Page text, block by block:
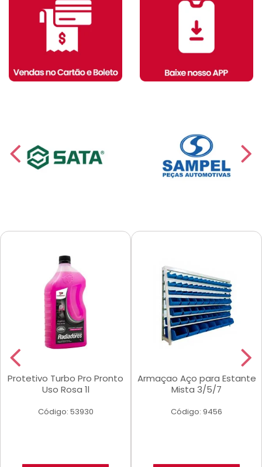
Protetivo Turbo Pro Pronto
Uso Rosa 1l
Código: 53930
Armaçao Aço para Estante
Mista 3/5/7
Código: 9456